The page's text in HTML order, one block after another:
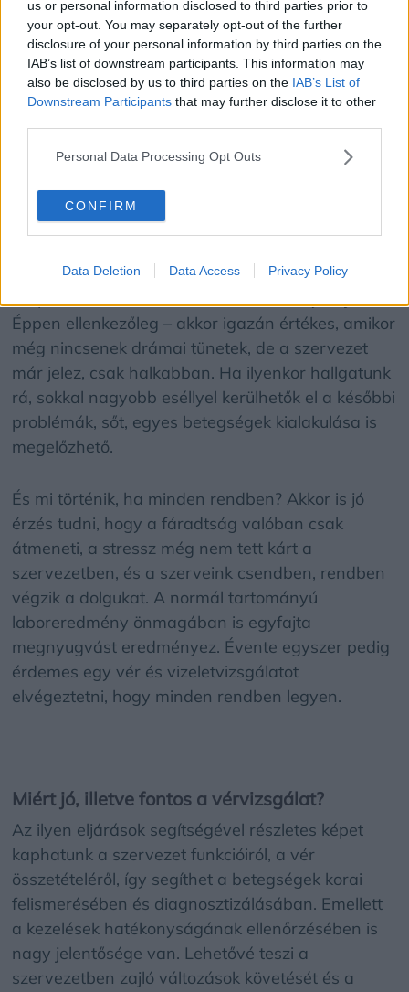
us or personal information disclosed to third parties prior to
your opt-out. You may separately opt-out of the further
disclosure of your personal information by third parties on the
IAB’s list of downstream participants. This information may
also be disclosed by us to third parties on the IAB’s List of
Downstream Participants that may further disclose it to other
Personal Data Processing Opt Outs
CONFIRM
Data Deletion Data Access Privacy Policy
életre” fogni mindezt. Pedig a laborvizsgálat
gyorsan és pontosan megmutatja, hogy valóban
minden rendben van-e a háttérben, vagy éppen
épp ideje volna beavatkozni – mondjaSzabóné
Hajdu Ildikó, a Mentaház Magánorvosi Központ
Már a betegség előtt is segíthet
Nem lehet elégszer hangsúlyozni: a vérvétel nem
Éppen ellenkezőleg – akkor igazán értékes, amikor
még nincsenek drámai tünetek, de a szervezet
már jelez, csak halkabban. Ha ilyenkor hallgatunk
rá, sokkal nagyobb eséllyel kerülhetők el a későbbi
problémák, sőt, egyes betegségek kialakulása is
megelőzhető.
És mi történik, ha minden rendben? Akkor is jó
érzés tudni, hogy a fáradtság valóban csak
átmeneti, a stressz még nem tett kárt a
szervezetben, és a szerveink csendben, rendben
végzik a dolgukat. A normál tartományú
laboreredmény önmagában is egyfajta
megnyugvást eredményez. Évente egyszer pedig
érdemes egy vér és vizeletvizsgálatot
elvégeztetni, hogy minden rendben legyen.
Miért jó, illetve fontos a vérvizsgálat?
Az ilyen eljárások segítségével részletes képet
kaphatunk a szervezet funkcióiról, a vér
összetételéről, így segíthet a betegségek korai
felismerésében és diagnosztizálásában. Emellett
a kezelések hatékonyságának ellenőrzésében is
nagy jelentősége van. Lehetővé teszi a
szervezetben zajló változások követését és a